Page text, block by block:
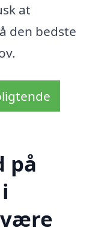
at
den bedste
på